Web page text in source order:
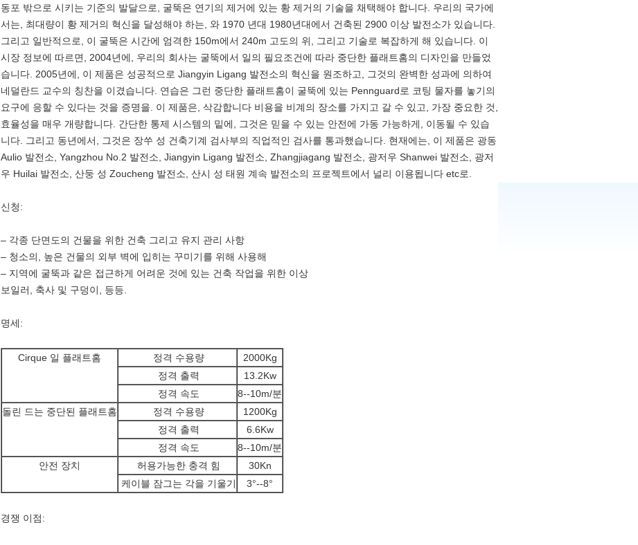
동포 밖으로 시키는 기준의 발달으로, 굴뚝은 연기의 제거에 있는 황 제거의 기술을 채택해야 합니다. 우리의 국가에
서는, 최대량이 황 제거의 혁신을 달성해야 하는, 와 1970 년대 1980년대에서 건축된 2900 이상 발전소가 있습니다.
그리고 일반적으로, 이 굴뚝은 시간에 엄격한 150m에서 240m 고도의 위, 그리고 기술로 복잡하게 해 있습니다. 이
시장 정보에 따르면, 2004년에, 우리의 회사는 굴뚝에서 일의 필요조건에 따라 중단한 플래트홈의 디자인을 만들었
습니다. 2005년에, 이 제품은 성공적으로 Jiangyin Ligang 발전소의 혁신을 원조하고, 그것의 완벽한 성과에 의하여
네덜란드 교수의 칭찬을 이겼습니다. 연습은 그런 중단한 플래트홈이 굴뚝에 있는 Pennguard로 코팅 물자를 놓기의
요구에 응할 수 있다는 것을 증명을. 이 제품은, 삭감합니다 비용을 비계의 장소를 가지고 갈 수 있고, 가장 중요한 것,
효율성을 매우 개량합니다. 간단한 통제 시스템의 밑에, 그것은 믿을 수 있는 안전에 가동 가능하게, 이동될 수 있습
니다. 그리고 동년에서, 그것은 장쑤 성 건축기계 검사부의 직업적인 검사를 통과했습니다. 현재에는, 이 제품은 광동
Aulio 발전소, Yangzhou No.2 발전소, Jiangyin Ligang 발전소, Zhangjiagang 발전소, 광저우 Shanwei 발전소, 광저
우 Huilai 발전소, 산둥 성 Zoucheng 발전소, 산시 성 태원 계속 발전소의 프로젝트에서 널리 이용됩니다 etc로.
신청:
– 각종 단면도의 건물을 위한 건축 그리고 유지 관리 사항
– 청소의, 높은 건물의 외부 벽에 입히는 꾸미기를 위해 사용해
– 지역에 굴뚝과 같은 접근하게 어려운 것에 있는 건축 작업을 위한 이상
보일러, 축사 및 구덩이, 등등.
명세:
Cirque 일 플래트홈 정격 수용량
2000Kg
정격 출력
13.2Kw
정격 속도
8--10m/분
돌린 드는 중단된 플래트홈
정격 수용량
1200Kg
정격 출력
6.6Kw
정격 속도
8--10m/분
안전 장치
허용가능한 충격 힘
30Kn
케이블 잠그는 각을 기울기
3°--8°
경쟁 이점: